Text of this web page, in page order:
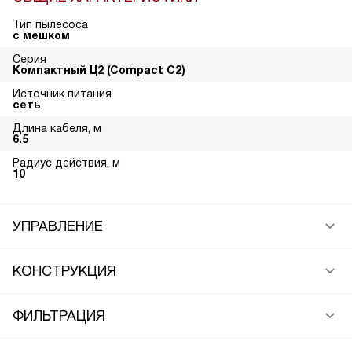
Тип пылесоса
с мешком
Серия
Компактный Ц2 (Compact C2)
Источник питания
сеть
Длина кабеля, м
6.5
Радиус действия, м
10
УПРАВЛЕНИЕ
КОНСТРУКЦИЯ
ФИЛЬТРАЦИЯ